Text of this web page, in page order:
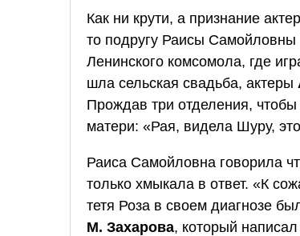
Как ни крути, а признание
то подругу Раисы Самойловны
Ленинского комсомола, где
шла сельская свадьба, актеры
Прождав три отделения,
матери: «Рая, видела Шуру,
Раиса Самойловна говорила
только хмыкала в ответ. «К
тетя Роза в своем диагнозе
М. Захарова, который